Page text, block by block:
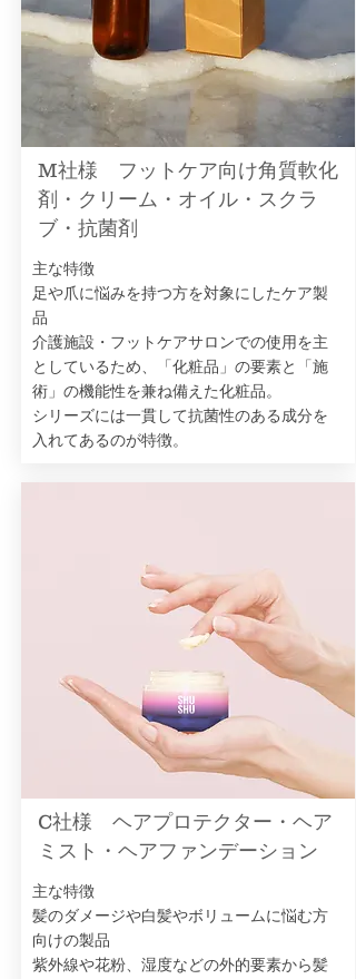
M社様 フットケア向け角質軟化
剤・クリーム・オイル・スクラ
ブ・抗菌剤
主な特徴
足や爪に悩みを持つ方を対象にしたケア製
品
介護施設・フットケアサロンでの使用を主
としているため、「化粧品」の要素と「施
術」の機能性を兼ね備えた化粧品。
シリーズには一貫して抗菌性のある成分を
入れてあるのが特徴。
C社様 ヘアプロテクター・ヘア
ミスト・ヘアファンデーション
主な特徴
髪のダメージや白髪やボリュームに悩む方
向けの製品
紫外線や花粉、湿度などの外的要素から髪